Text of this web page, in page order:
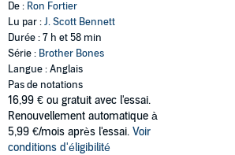
De : Ron Fortier
Lu par :J. Scott Bennett
Durée : 7 h et 58 min
Série : Brother Bones
Langue : Anglais
Pas de notations
16,99 € ou gratuit avec l'essai.
Renouvellement automatique à
5,99 €/mois après l'essai. Voir
conditions d'éligibilité